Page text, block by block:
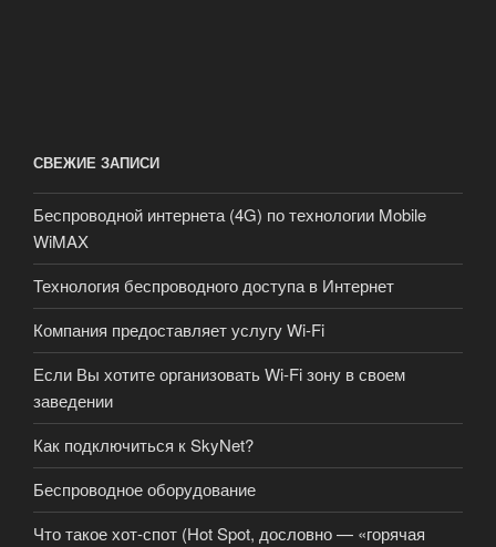
СВЕЖИЕ ЗАПИСИ
Беспроводной интернета (4G) по технологии Mobile
WiMAX
Технология беспроводного доступа в Интернет
Компания предоставляет услугу Wi-Fi
Если Вы хотите организовать Wi-Fi зону в своем
заведении
Как подключиться к SkyNet?
Беспроводное оборудование
Что такое хот-спот (Hot Spot, дословно — «горячая